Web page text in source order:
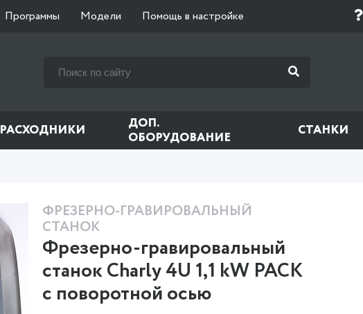
Программы Модели Помощь в настройке
РАСХОДНИКИ
ДОП.
ОБОРУДОВАНИЕ
СТАНКИ
ФРЕЗЕРНО-ГРАВИРОВАЛЬНЫЙ
СТАНОК
Фрезерно-гравировальный
станок Charly 4U 1,1 kW PACK
с поворотной осью